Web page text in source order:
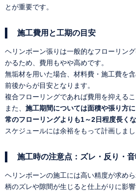
とが重要です。
施工費用と工期の目安
ヘリンボーン張りは一般的なフローリン
かるため、費用もやや高めです。
無垢材を用いた場合、材料費・施工費を
前後からが目安となります。
複合フローリングであれば費用を抑えるこ
また、 施工期間については面積や張り方
常のフローリングよりも1～2日程度長く
スケジュールには余裕をもって計画しまし
施工時の注意点：ズレ・反り・音
ヘリンボーンの施工には高い精度が求めら
柄のズレや隙間が生じると仕上がりに影